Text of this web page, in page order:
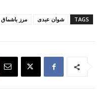
TAGS شوان عبدی مرز باشماق